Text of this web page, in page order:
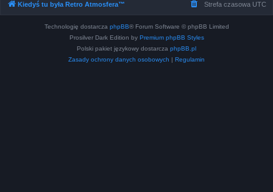
Kiedyś tu była Retro Atmosfera™ Strefa czasowa UTC
Technologię dostarcza phpBB® Forum Software © phpBB Limited
Prosilver Dark Edition by Premium phpBB Styles
Polski pakiet językowy dostarcza phpBB.pl
Zasady ochrony danych osobowych | Regulamin